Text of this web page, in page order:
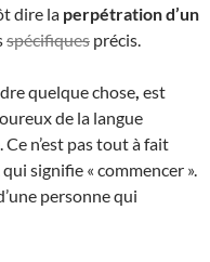
dire la perpétration d’un
spécifiques précis.
quelque chose, est
de la langue
n’est pas tout à fait
qui signifie « commencer ».
personne qui